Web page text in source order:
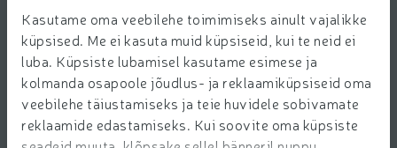
Kasutame oma veebilehe toimimiseks ainult vajalikke
küpsised. Me ei kasuta muid küpsiseid, kui te neid ei
luba. Küpsiste lubamisel kasutame esimese ja
kolmanda osapoole jõudlus- ja reklaamiküpsiseid oma
veebilehe täiustamiseks ja teie huvidele sobivamate
reklaamide edastamiseks. Kui soovite oma küpsiste